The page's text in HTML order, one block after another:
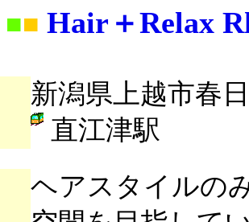
■■ Hair＋Relax
新潟県上越市春
直江津駅
ヘアスタイルの